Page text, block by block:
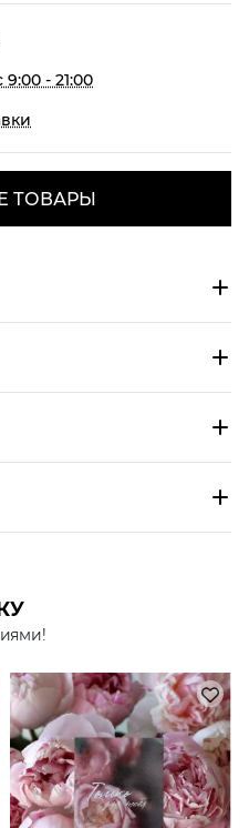
- 21:00
ТОВАРЫ